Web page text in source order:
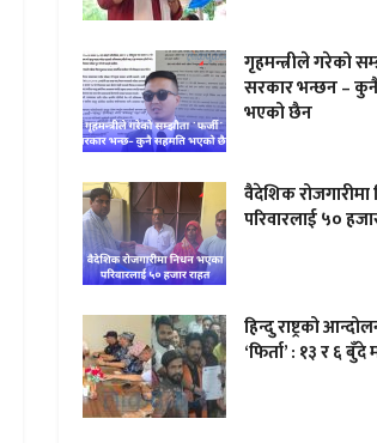
गृहमन्त्रीले गरेको
सरकार भन्छन –
भएको छैन
वैदेशिक
परिवारलाई ५०
हिन्दु राष्ट्रको
‘फिर्ता’ : १३ र ६